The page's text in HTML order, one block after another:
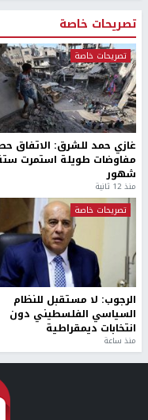
تصريحات خاصة
تصريحات خاصة
غازي حمد للشرق: الاتفاق
مفاوضات طويلة استمرت
شهور
منذ 12 ثانية
تصريحات خاصة
الرجوب: لا مستقبل للنظام
السياسي الفلسطيني دون
انتخابات ديمقراطية
منذ ساعة